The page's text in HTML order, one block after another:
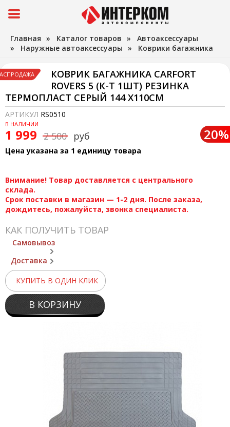
Главная » Каталог товаров » Автоаксессуары
» Наружные автоаксессуары » Коврики багажника
КОВРИК БАГАЖНИКА CARFORT
ROVERS 5 (К-Т 1ШТ) РЕЗИНКА
ТЕРМОПЛАСТ СЕРЫЙ 144 Х110СМ
АРТИКУЛ RS0510
В НАЛИЧИИ
1 999 2 500 руб 20%
Цена указана за 1 единицу товара
Внимание! Товар доставляется с центрального
склада.
Срок поставки в магазин — 1-2 дня. После заказа,
дождитесь, пожалуйста, звонка специалиста.
КАК ПОЛУЧИТЬ ТОВАР
Самовывоз
Доставка
КУПИТЬ В ОДИН КЛИК
В КОРЗИНУ